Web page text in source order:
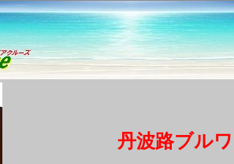
丹波路ブル